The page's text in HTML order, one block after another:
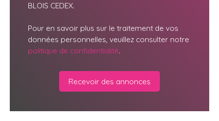
BLOIS CEDEX.
Pour en savoir plus sur le traitement de vos
données personnelles, veuillez consulter notre
politique de confidentialité.
Recevoir des annonces